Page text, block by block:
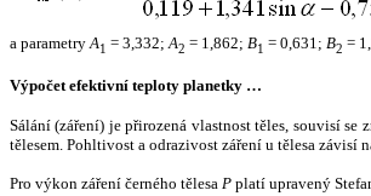
a parametryA1 = 3,332;A2 = 1,862; B1 = 0,631; B2 =
Výpočet efektivní teploty planetky …
Sálání (záření) je přirozená vlastnost těles, souvisí
tělesem. Pohltivost a odrazivost záření u tělesa závisí
Pro výkon záření černého tělesa P platí upravený